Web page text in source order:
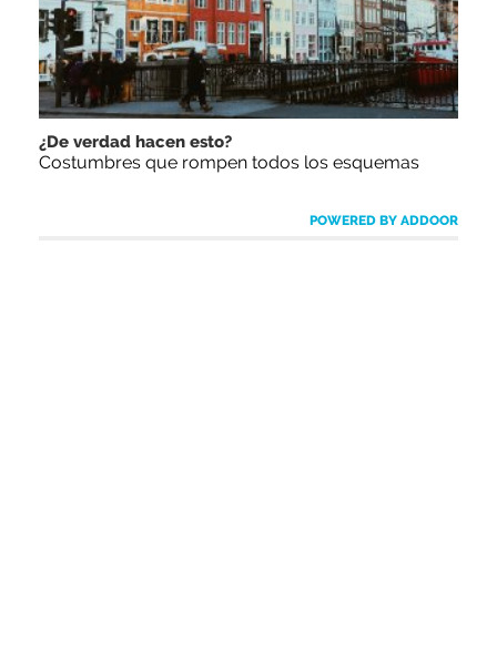
¿De verdad hacen esto?
Costumbres que rompen todos los esquemas
POWERED BY ADDOOR